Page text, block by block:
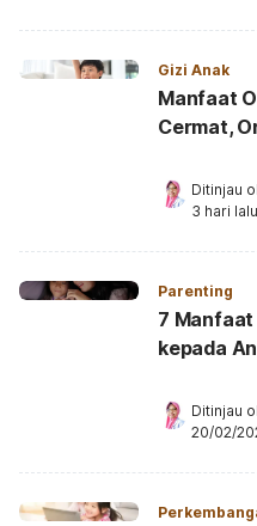
Gizi Anak
Manfaat
Cermat,
Ditinjau
3 hari lalu
Parenting
7
kepada
Ditinjau
20/02/